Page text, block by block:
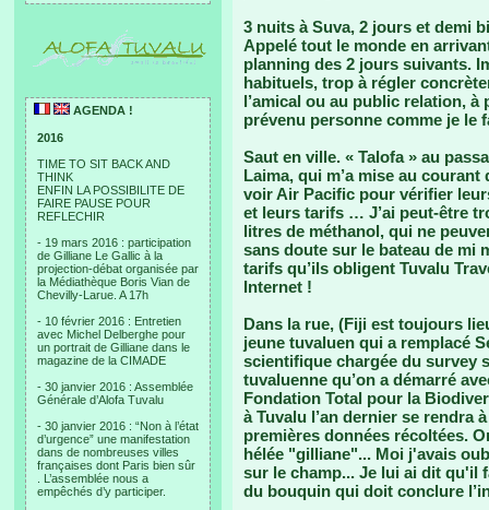
AGENDA !
2016
TIME TO SIT BACK AND
THINK
ENFIN LA POSSIBILITE DE
FAIRE PAUSE POUR
REFLECHIR
- 19 mars 2016 : participation
de Gilliane Le Gallic à la
projection-débat organisée par
la Médiathèque Boris Vian de
Chevilly-Larue. A 17h
- 10 février 2016 : Entretien
avec Michel Delberghe pour
un portrait de Gilliane dans le
magazine de la CIMADE
- 30 janvier 2016 : Assemblée
Générale d’Alofa Tuvalu
- 30 janvier 2016 : “Non à l’état
d’urgence” une manifestation
dans de nombreuses villes
françaises dont Paris bien sûr
. L’assemblée nous a
empêchés d’y participer.
3 nuits à Suva, 2 jours et demi
Appelé tout le monde en
planning des 2 jours suivants.
habituels, trop à régler
l’amical ou au public relation, à
prévenu personne comme je le
Saut en ville. « Talofa » au
Laima, qui m’a mise au
voir Air Pacific pour vérifier
et leurs tarifs … J’ai peut-être
litres de méthanol, qui ne
sans doute sur le bateau de mi
tarifs qu’ils obligent Tuvalu
Internet !
Dans la rue, (Fiji est toujours
jeune tuvaluen qui a remplacé
scientifique chargée du survey
tuvaluenne qu’on a démarré
Fondation Total pour la
à Tuvalu l’an dernier se rendra
premières données récoltées.
hélée "gilliane"... Moi j'avais
sur le champ... Je lui ai dit qu'il
du bouquin qui doit conclure